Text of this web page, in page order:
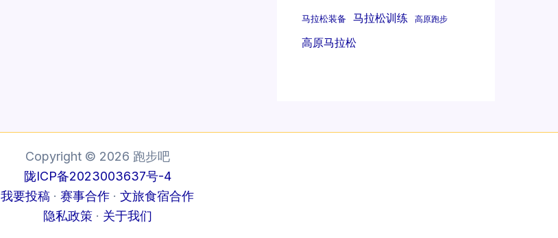
马拉松装备 马拉松训练 高原跑步
高原马拉松
Copyright © 2026 跑步吧
陇ICP备2023003637号-4
我要投稿 · 赛事合作 · 文旅食宿合作
隐私政策· 关于我们